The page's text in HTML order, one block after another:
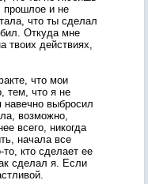
прошлое и не
что ты сделал
Откуда мне
твоих действиях,
что мои
тем, что я не
навечно выбросил
возможно,
всего, никогда
начала все
то, кто сделает ее
сделал я. Если